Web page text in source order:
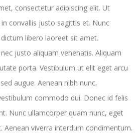
consectetur adipiscing elit. Ut
convallis justo sagittis et. Nunc
libero laoreet sit amet.
justo aliquam venenatis. Aliquam
porta. Vestibulum ut elit eget arcu
augue. Aenean nibh nunc,
commodo dui. Donec id felis
Nunc ullamcorper quam nunc, eget
Aenean viverra interdum condimentum.